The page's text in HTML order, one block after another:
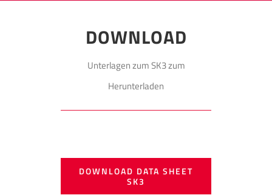
DOWNLOAD
Unterlagen zum SK3 zum
Herunterladen
DOWNLOAD DATA SHEET
SK3